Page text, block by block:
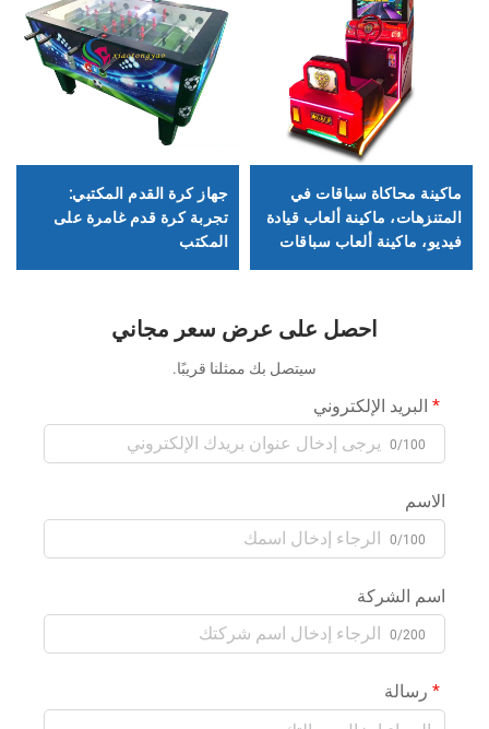
ماكينة محاكاة سباقات في
المتنزهات، ماكينة ألعاب قيادة
فيديو، ماكينة ألعاب سباقات
جهاز كرة القدم المكتبي:
تجربة كرة قدم غامرة على
المكتب
احصل على عرض سعر مجاني
سيتصل بك ممثلنا قريبًا.
البريد الإلكتروني
0/100
الاسم
0/100
اسم الشركة
0/200
رسالة